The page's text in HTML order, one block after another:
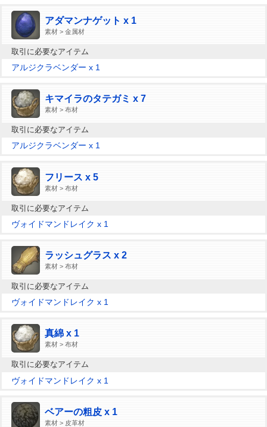
アダマンナゲット x 1
素材 > 金属材
取引に必要なアイテム
アルジクラベンダー x 1
キマイラのタテガミ x 7
素材 > 布材
取引に必要なアイテム
アルジクラベンダー x 1
フリース x 5
素材 > 布材
取引に必要なアイテム
ヴォイドマンドレイク x 1
ラッシュグラス x 2
素材 > 布材
取引に必要なアイテム
ヴォイドマンドレイク x 1
真綿 x 1
素材 > 布材
取引に必要なアイテム
ヴォイドマンドレイク x 1
ベアーの粗皮 x 1
素材 > 皮革材